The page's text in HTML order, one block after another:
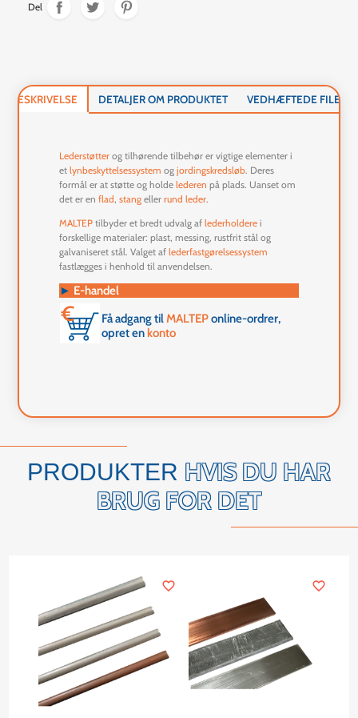
Del
BESKRIVELSE DETALJER OM PRODUKTET VEDHÆFTEDE FILER
Lederstøtter og tilhørende tilbehør er vigtige elementer i
etlynbeskyttelsessystem ogjordingskredsløb. Deres
formål er at støtte og holdelederen på plads. Uanset om
det er enflad,stang ellerrund leder.
MALTEP tilbyder et bredt udvalg aflederholdere i
forskellige materialer: plast, messing, rustfrit stål og
galvaniseret stål. Valget aflederfastgørelsessystem
fastlægges i henhold til anvendelsen.
► E-handel
Få adgang tilMALTEPonline-ordrer,
opret en konto
PRODUKTER HVIS DU HAR
BRUG FOR DET
favorite_border favorite_border